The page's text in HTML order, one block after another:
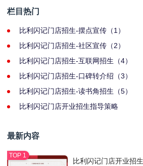
栏目热门
比利闪记门店招生-摆点宣传（1）
比利闪记门店招生-社区宣传（2）
比利闪记门店招生-互联网招生（4）
比利闪记门店招生-口碑转介绍（3）
比利闪记门店招生-读书角招生（5）
比利闪记门店开业招生指导策略
最新内容
比利闪记门店开业招